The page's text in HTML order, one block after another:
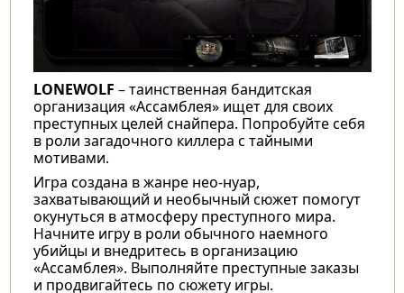
LONEWOLF – таинственная бандитская
организация «Ассамблея» ищет для своих
преступных целей снайпера. Попробуйте себя
в роли загадочного киллера с тайными
мотивами.
Игра создана в жанре нео-нуар,
захватывающий и необычный сюжет помогут
окунуться в атмосферу преступного мира.
Начните игру в роли обычного наемного
убийцы и внедритесь в организацию
«Ассамблея». Выполняйте преступные заказы
и продвигайтесь по сюжету игры.